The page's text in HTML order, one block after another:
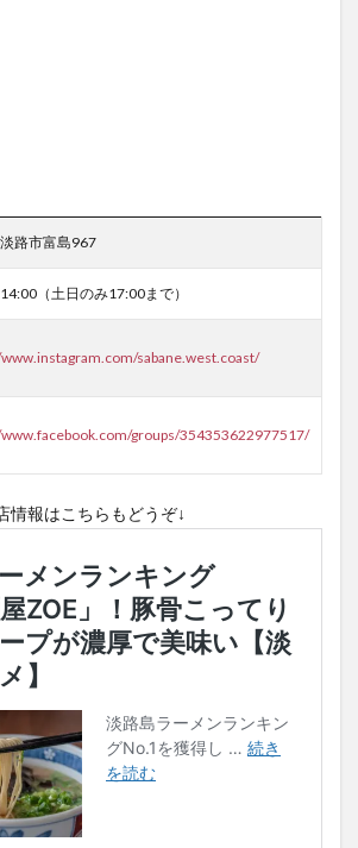
路市富島967
（土日のみ17:00まで）
sabane.west.coast/
groups/354353622977517/
情報はこちらもどうぞ↓